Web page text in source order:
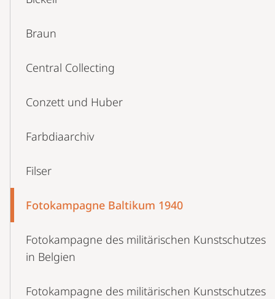
Braun
Central Collecting
Conzett und Huber
Farbdiaarchiv
Filser
Fotokampagne Baltikum 1940
Fotokampagne des militärischen Kunstschutzes
in Belgien
Fotokampagne des militärischen Kunstschutzes